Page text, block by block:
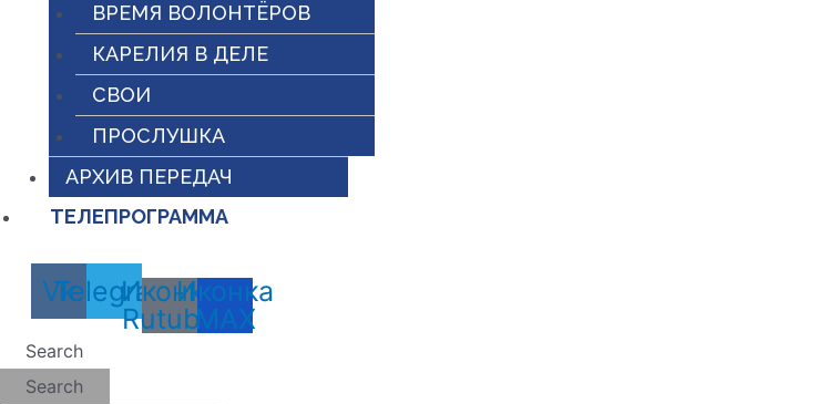
ВРЕМЯ ВОЛОНТЁРОВ
КАРЕЛИЯ В ДЕЛЕ
СВОИ
ПРОСЛУШКА
АРХИВ ПЕРЕДАЧ
ТЕЛЕПРОГРАММА
Vk
Telegram
Иконка
Rutube
Иконка
MAX
Search
Search